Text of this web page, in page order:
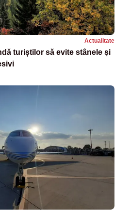
Actualitate
turiștilor să evite stânele şi